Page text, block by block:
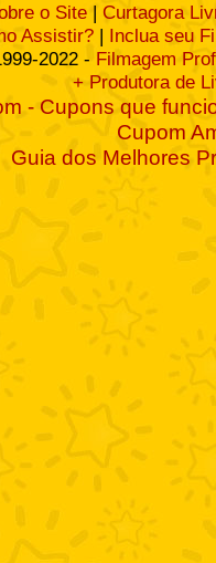
o Site | Curtagora
Assistir? | Inclua seu
2022 - Filmagem
+ Produtora de
- Cupons que
Cupom
Guia dos Melhores